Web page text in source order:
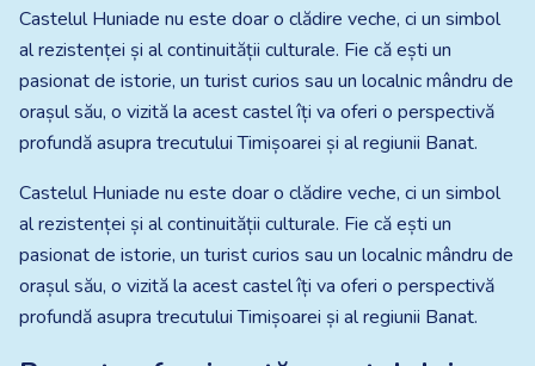
Castelul Huniade nu este doar o clădire veche, ci un simbol
al rezistenței și al continuității culturale. Fie că ești un
pasionat de istorie, un turist curios sau un localnic mândru de
orașul său, o vizită la acest castel îți va oferi o perspectivă
profundă asupra trecutului Timișoarei și al regiunii Banat.​
Castelul Huniade nu este doar o clădire veche, ci un simbol
al rezistenței și al continuității culturale. Fie că ești un
pasionat de istorie, un turist curios sau un localnic mândru de
orașul său, o vizită la acest castel îți va oferi o perspectivă
profundă asupra trecutului Timișoarei și al regiunii Banat.​